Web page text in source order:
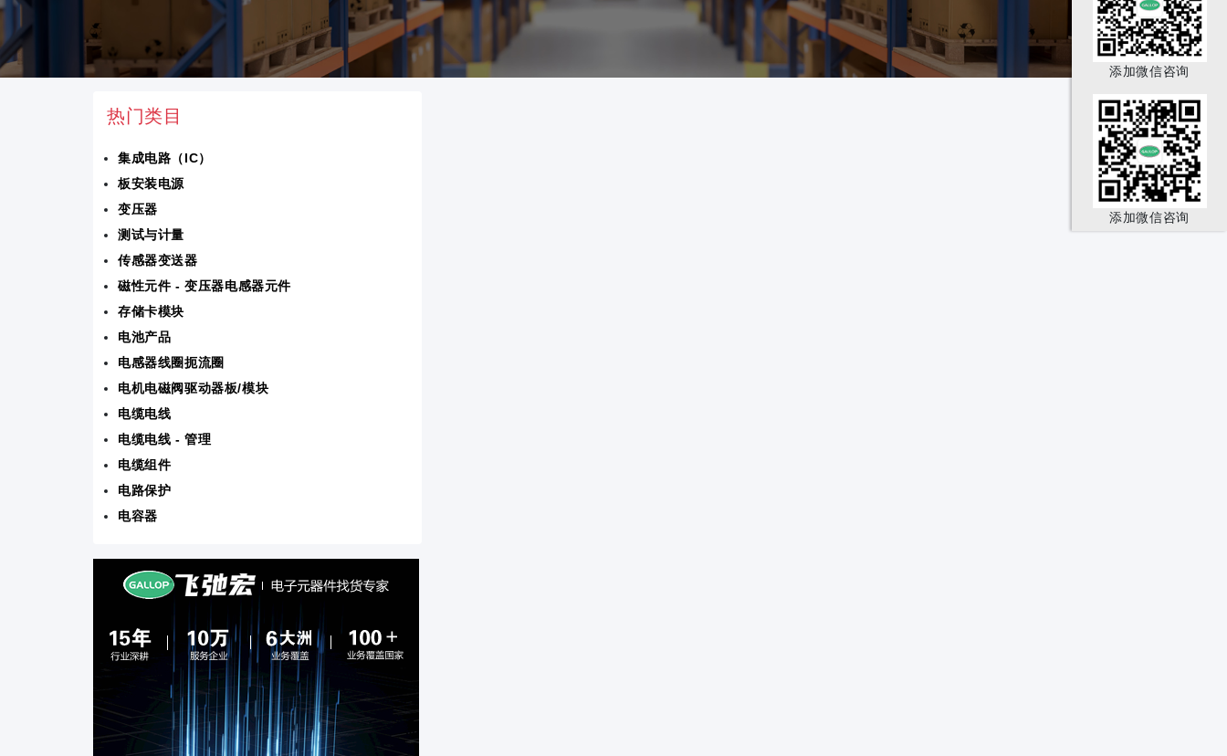
添加微信咨询
添加微信咨询
热门类目
集成电路（IC）
板安装电源
变压器
测试与计量
传感器变送器
磁性元件 - 变压器电感器元件
存储卡模块
电池产品
电感器线圈扼流圈
电机电磁阀驱动器板/模块
电缆电线
电缆电线 - 管理
电缆组件
电路保护
电容器